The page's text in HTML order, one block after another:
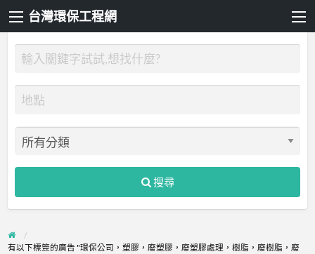
台灣環保工程網
搜尋
有以下標簽的廣告 "環保公司，塑膠，廢塑膠，廢塑膠處理，樹脂，廢樹脂，廢